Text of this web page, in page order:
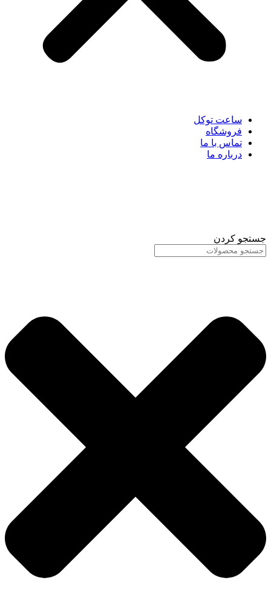
ساعت توکل
فروشگاه
تماس با ما
درباره ما
جستجو کردن